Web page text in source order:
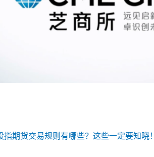
指期货交易规则有哪些？这些一定要知晓！